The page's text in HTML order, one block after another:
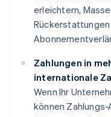
erleichtern,
Zahlungen in
internationale
Wenn Ihr
können Zahlungs-